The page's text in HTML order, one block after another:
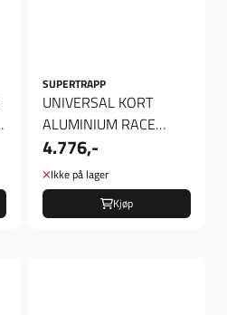
SUPERTRAPP
UNIVERSAL KORT
ALUMINIUM RACE
LYDDEMPER,
UNIVERSAL KORT
ALUMINIUM ...
4.776,-
Ikke på lager
Kjøp